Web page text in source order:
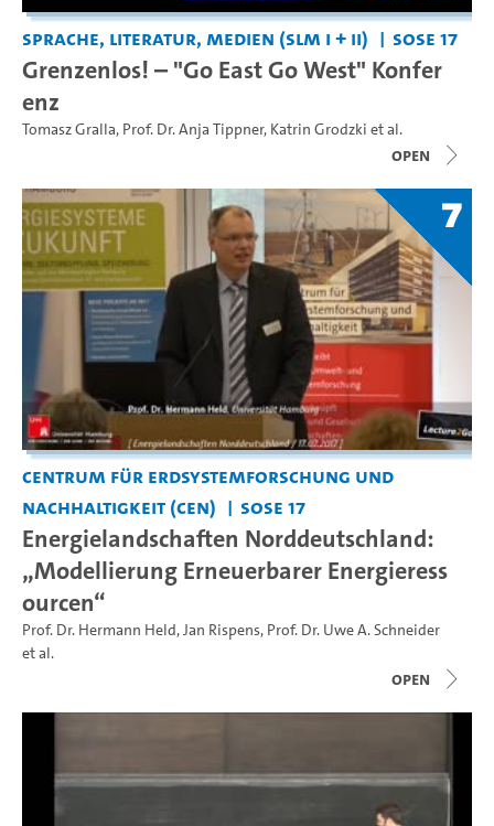
Sprache, Literatur, Medien (SLM I + II) SoSe 17
Grenzenlos! – "Go East Go West" Konfer
enz
Tomasz Gralla, Prof. Dr. Anja Tippner, Katrin Grodzki et al.
open
7
Centrum für Erdsystemforschung und
Nachhaltigkeit (CEN)
SoSe 17
Energielandschaften Norddeutschland:
„Modellierung Erneuerbarer Energieress
ourcen“
Prof. Dr. Hermann Held,Jan Rispens, Prof. Dr. Uwe A. Schneider
et al.
open